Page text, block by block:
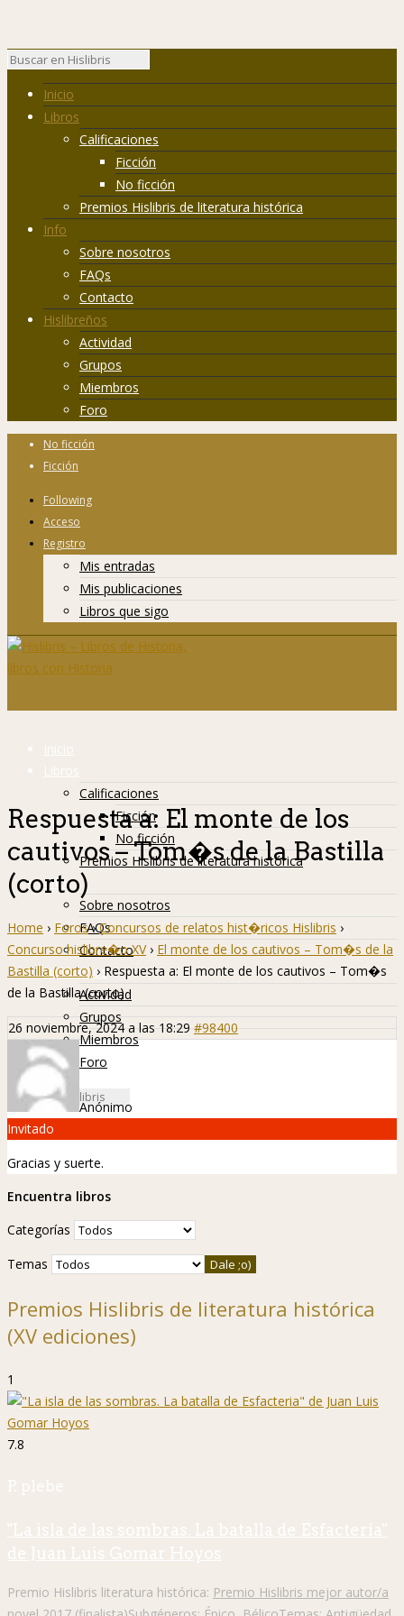
Inicio
Libros
Calificaciones
Ficción
No ficción
Premios Hislibris de literatura histórica
Info
Sobre nosotros
FAQs
Contacto
Hislibreños
Actividad
Grupos
Miembros
Foro
No ficción
Ficción
Following
Acceso
Registro
Mis entradas
Mis publicaciones
Libros que sigo
Inicio
Libros
Calificaciones
Ficción
No ficción
Premios Hislibris de literatura histórica
Info
Sobre nosotros
FAQs
Contacto
Hislibreños
Actividad
Grupos
Miembros
Foro
Respuesta a: El monte de los
cautivos – Tom�s de la Bastilla
(corto)
Home › Foros › Concursos de relatos hist�ricos Hislibris ›
Concurso hislibre�o XV › El monte de los cautivos – Tom�s de la
Bastilla (corto) › Respuesta a: El monte de los cautivos – Tom�s
de la Bastilla (corto)
26 noviembre, 2024 a las 18:29 #98400
Anónimo
Invitado
Gracias y suerte.
Encuentra libros
Categorías
Temas
Premios Hislibris de literatura histórica
(XV ediciones)
1
7.8
P. plebe
"La isla de las sombras. La batalla de Esfacteria"
de Juan Luis Gomar Hoyos
Premio Hislibris literatura histórica: Premio Hislibris mejor autor/a